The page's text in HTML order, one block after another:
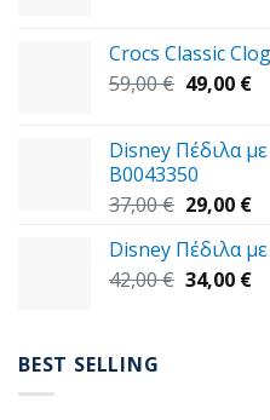
45,00 €.
Crocs Classic
59,00€ Original
59,00 €.
49,00 €Η
Disney Πέδιλα
B0043350
37,00€ Original
was:
37,00 €.
29,00 €Η
Disney Πέδιλα
42,00€ Original
34,00 €Η
BEST SELLING